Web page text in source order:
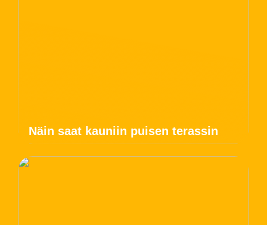
Näin saat kauniin puisen terassin